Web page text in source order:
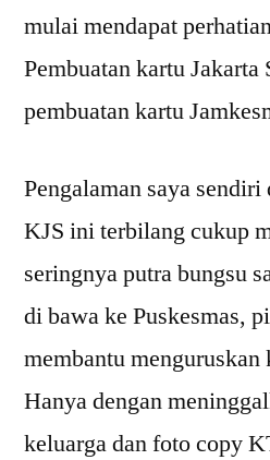
mulai mendapat
Pembuatan kartu
pembuatan kartu
Pengalaman saya
KJS ini terbilang cukup
seringnya putra bungsu
di bawa ke Puskesmas,
membantu
Hanya dengan
keluarga dan foto copy